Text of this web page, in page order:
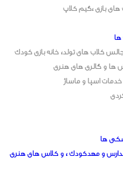
بازی ،گیم کلاپ
ها
کلاب های تولد، خانه بازی کودک
ها و گالری های هنری
خدمات اسپا و ماساژ
ها
و مهدکودک ، و کلاس های هنری